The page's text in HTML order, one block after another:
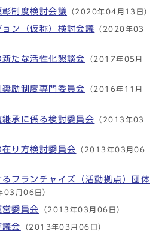
制度検討会議 （2020年04月13日）
ン（仮称）検討会議 （2020年03
たな活性化懇談会
（2017年05月
励制度専門委員会
（2016年11月
承に係る検討委員会
（2013年03
り方検討委員会
（2013年03月06
フランチャイズ（活動拠点）団体
03月06日）
委員会 （2013年03月06日）
会 （2013年03月06日）